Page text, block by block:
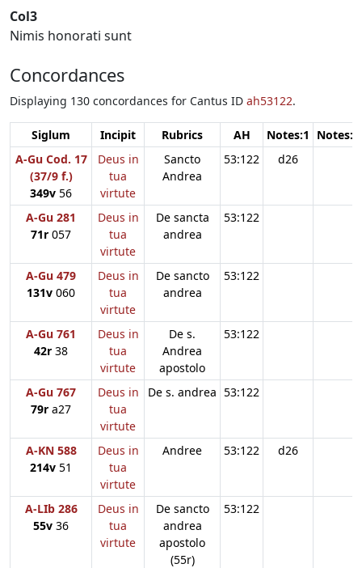
Col3
Nimis honorati sunt
Concordances
Displaying 130 concordances for Cantus ID ah53122.
Siglum Incipit Rubrics AH Notes:1
Notes:2
A-Gu Cod. 17
(37/9 f.)
349v 56
Deus in
tua
virtute
Sancto
Andrea
53:122 d26
A-Gu 281
71r 057
Deus in
tua
virtute
De sancta
andrea
53:122
A-Gu 479
131v 060
Deus in
tua
virtute
De sancto
andrea
53:122
A-Gu 761
42r 38
Deus in
tua
virtute
De s.
Andrea
apostolo
53:122
A-Gu 767
79r a27
Deus in
tua
virtute
De s. andrea 53:122
A-KN 588
214v 51
Deus in
tua
virtute
Andree 53:122 d26
A-LIb 286
55v 36
Deus in
tua
virtute
De sancto
andrea
apostolo
(55r)
53:122